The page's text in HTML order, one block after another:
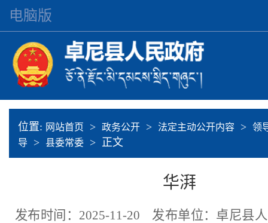
电脑版
位置: 网站首页 > 政务公开 > 法定主动公开内容 > 领
导 > 县委常委 > 正文
华湃
发布时间：2025-11-20
发布单位：卓尼县